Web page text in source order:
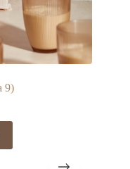
9)